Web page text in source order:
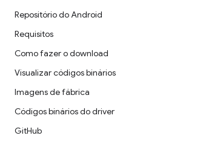
Repositório do Android
Requisitos
Como fazer o download
Visualizar códigos binários
Imagens de fábrica
Códigos binários do driver
GitHub